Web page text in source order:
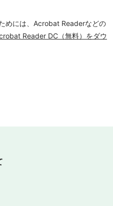
めには、Acrobat Readerなどの
Reader DC（無料）をダウ